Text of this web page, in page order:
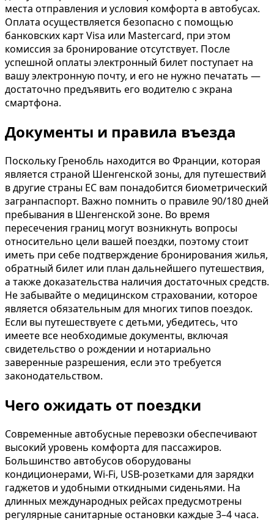
места отправления и условия комфорта в автобусах.
Оплата осуществляется безопасно с помощью
банковских карт Visa или Mastercard, при этом
комиссия за бронирование отсутствует. После
успешной оплаты электронный билет поступает на
вашу электронную почту, и его не нужно печатать —
достаточно предъявить его водителю с экрана
смартфона.
Документы и правила въезда
Поскольку Гренобль находится во Франции, которая
является страной Шенгенской зоны, для путешествий
в другие страны ЕС вам понадобится биометрический
загранпаспорт. Важно помнить о правиле 90/180 дней
пребывания в Шенгенской зоне. Во время
пересечения границ могут возникнуть вопросы
относительно цели вашей поездки, поэтому стоит
иметь при себе подтверждение бронирования жилья,
обратный билет или план дальнейшего путешествия,
а также доказательства наличия достаточных средств.
Не забывайте о медицинском страховании, которое
является обязательным для многих типов поездок.
Если вы путешествуете с детьми, убедитесь, что
имеете все необходимые документы, включая
свидетельство о рождении и нотариально
заверенные разрешения, если это требуется
законодательством.
Чего ожидать от поездки
Современные автобусные перевозки обеспечивают
высокий уровень комфорта для пассажиров.
Большинство автобусов оборудованы
кондиционерами, Wi-Fi, USB-розетками для зарядки
гаджетов и удобными откидными сиденьями. На
длинных международных рейсах предусмотрены
регулярные санитарные остановки каждые 3–4 часа.